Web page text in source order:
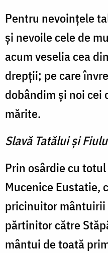
Pentru nevoinţele
şi nevoile cele de
acum veselia cea
drepţii; pe care
dobândim şi noi cei
mărite.
Slavă Tatălui şi
Prin osârdie cu
Mucenice Eustatie,
pricinuitor mântuirii
părtinitor către
mântui de toată